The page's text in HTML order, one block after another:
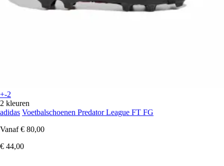
+-2
2 kleuren
adidas Voetbalschoenen Predator League FT FG
Vanaf € 80,00
€ 44,00